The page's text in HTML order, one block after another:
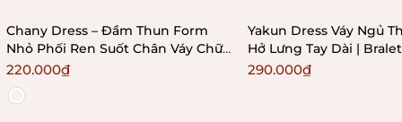
Chany Dress – Đầm Thun Form
Nhỏ Phối Ren Suốt Chân Váy Chữ
A Ôm Sát Bralettehousevn
220.000₫
Yakun Dress Váy Ngủ
Hở Lưng Tay Dài |
290.000₫